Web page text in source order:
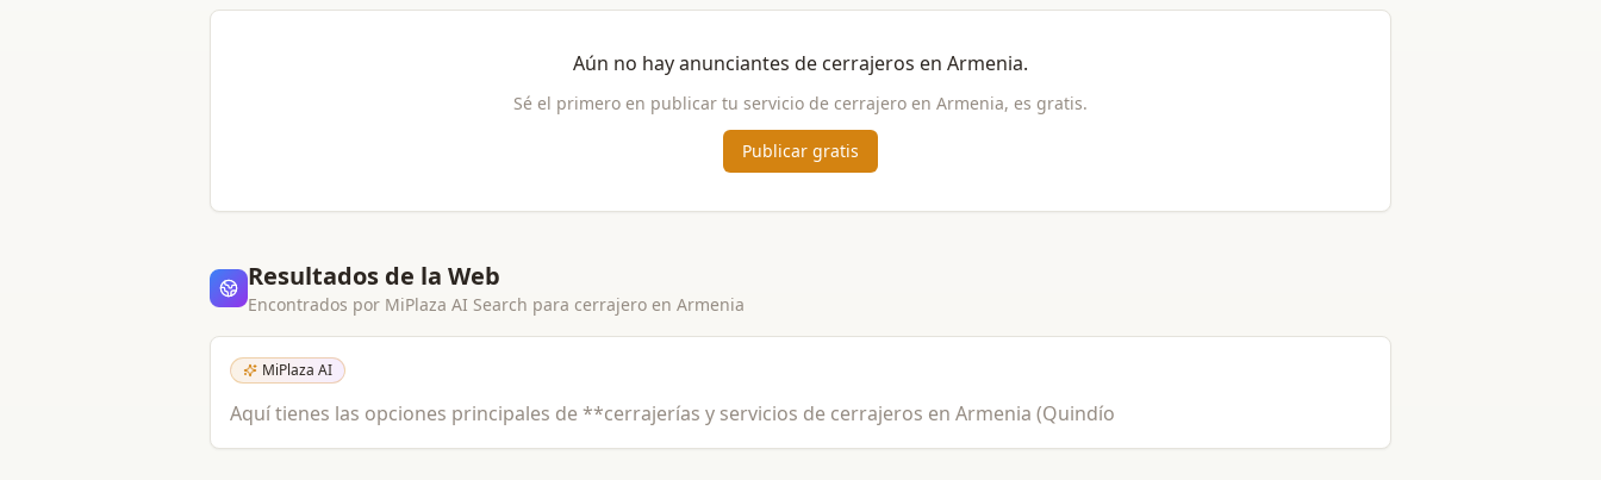
Aún no hay anunciantes de cerrajeros en Armenia.
Sé el primero en publicar tu servicio de cerrajero en Armenia, es gratis.
Publicar gratis
Resultados de la Web
Encontrados por MiPlaza AI Search para cerrajero en Armenia
MiPlaza AI
Aquí tienes las opciones principales de **cerrajerías y servicios de cerrajeros en Armenia (Quindío